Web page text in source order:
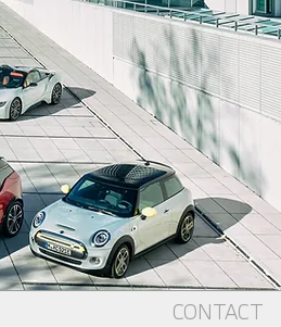
CONTACT